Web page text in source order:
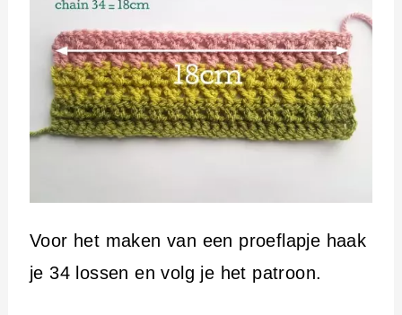
Voor het maken van een proeflapje haak
je 34 lossen en volg je het patroon.